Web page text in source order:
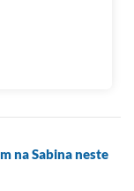
na Sabina neste